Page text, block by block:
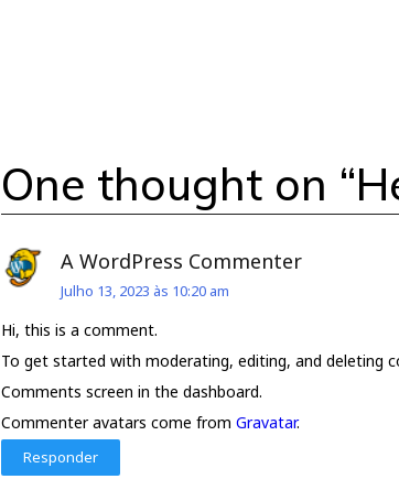
One thought on “
A WordPress Commenter
Julho 13, 2023 às 10:20 am
Hi, this is a comment.
To get started with moderating, editing, and deleting
Comments screen in the dashboard.
Commenter avatars come fromGravatar.
Responder